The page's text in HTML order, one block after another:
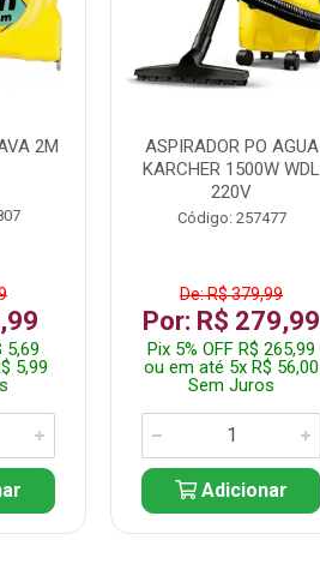
2M
5,69
5,99
ASPIRADOR PO AGUA
KARCHER 1500W WDL
220V
Código: 257477
De: R$ 379,99
Por: R$ 279,99
Pix 5% OFF R$ 265,99
ou em até 5x R$ 56,00
Sem Juros
Adicionar